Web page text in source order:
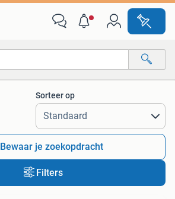
Alle afstanden…
Sorteer op
Bewaar je zoekopdracht
Filters